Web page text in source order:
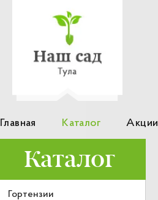
Главная Каталог Акции
Каталог
Гортензии